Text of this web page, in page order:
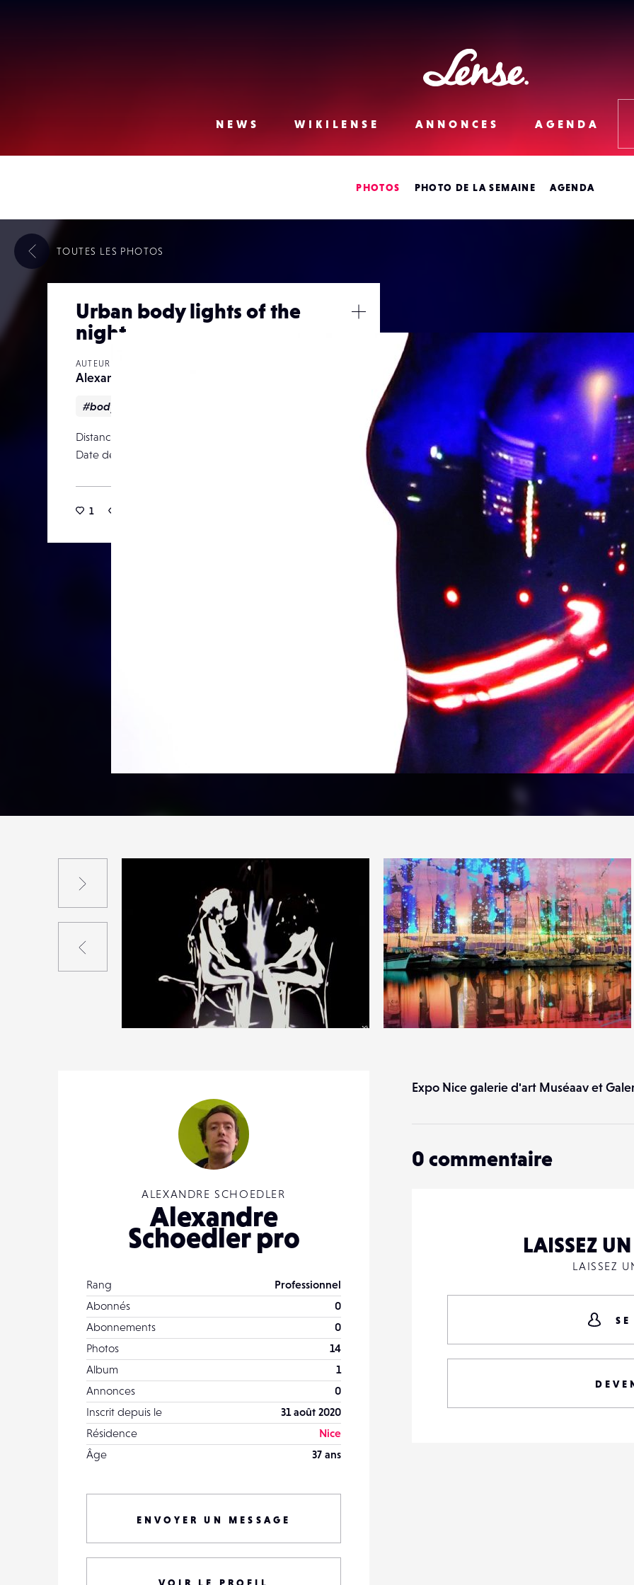
Lense
NEWS
WIKILENSE ANNONCES AGENDA
PHOTOS PHOTO DE LA SEMAINE AGENDA
Urban body lights of the
night
AUTEUR
Alexandreschoedlerpro
#body
Distance focale
Date de publication
1
/
Fermer
TOUTES LES PHOTOS
16
0
21
ALEXANDRE SCHOEDLER
Alexandre
Schoedler pro
Rang
Professionnel
Abonnés
0
Abonnements
0
Photos
14
Album
1
Annonces
0
Inscrit depuis le
31 août 2020
Résidence
Nice
Âge
37 ans
ENVOYER UN MESSAGE
Expo Nice galerie d'art Muséaav et
0 commentaire
LAISSEZ
LAISSEZ